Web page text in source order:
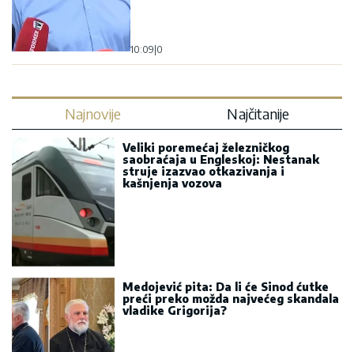
10:09 0
Najnovije Najčitanije
Veliki poremećaj železničkog
saobraćaja u Engleskoj: Nestanak
struje izazvao otkazivanja i
kašnjenja vozova
Medojević pita: Da li će Sinod ćutke
preći preko možda najvećeg skandala
vladike Grigorija?